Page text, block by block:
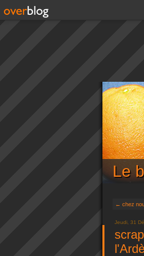
Le
← chez
Jeudi, 31